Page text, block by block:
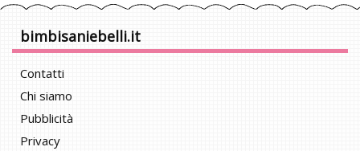
bimbisaniebelli.it
Contatti
Chi siamo
Pubblicità
Privacy